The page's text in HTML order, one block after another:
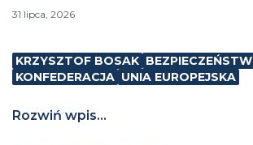
31 lipca, 2026
KRZYSZTOF BOSAK
KONFEDERACJA UNIA EUROPEJSKA
Rozwiń wpis...